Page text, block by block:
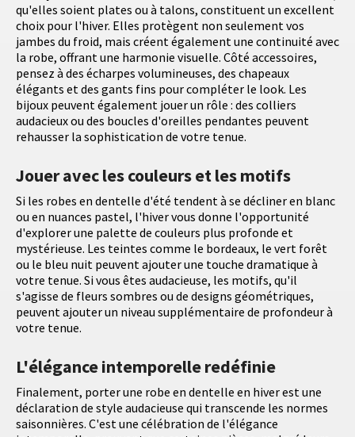
qu'elles soient plates ou à talons, constituent un excellent
choix pour l'hiver. Elles protègent non seulement vos
jambes du froid, mais créent également une continuité avec
la robe, offrant une harmonie visuelle. Côté accessoires,
pensez à des écharpes volumineuses, des chapeaux
élégants et des gants fins pour compléter le look. Les
bijoux peuvent également jouer un rôle : des colliers
audacieux ou des boucles d'oreilles pendantes peuvent
rehausser la sophistication de votre tenue.
Jouer avec les couleurs et les motifs
Si les robes en dentelle d'été tendent à se décliner en blanc
ou en nuances pastel, l'hiver vous donne l'opportunité
d'explorer une palette de couleurs plus profonde et
mystérieuse. Les teintes comme le bordeaux, le vert forêt
ou le bleu nuit peuvent ajouter une touche dramatique à
votre tenue. Si vous êtes audacieuse, les motifs, qu'il
s'agisse de fleurs sombres ou de designs géométriques,
peuvent ajouter un niveau supplémentaire de profondeur à
votre tenue.
L'élégance intemporelle redéfinie
Finalement, porter une robe en dentelle en hiver est une
déclaration de style audacieuse qui transcende les normes
saisonnières. C'est une célébration de l'élégance